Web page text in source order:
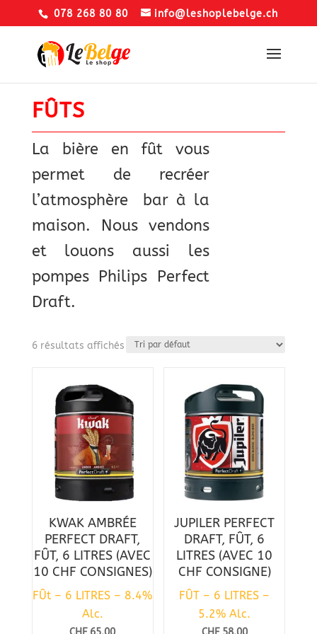
078 268 80 80 info@leshoplebelge.ch
FÛTS
La bière en fût vous
permet de recréer
l’atmosphère bar à la
maison. Nous vendons
et louons aussi les
pompes Philips Perfect
Draft.
6 résultats affichés
KWAK AMBRÉE
PERFECT DRAFT,
FÛT, 6 LITRES (AVEC
10 CHF CONSIGNES)
FÛt – 6 LITRES – 8.4%
Alc.
JUPILER PERFECT
DRAFT, FÛT, 6
LITRES (AVEC 10
CHF CONSIGNE)
FÛT – 6 LITRES –
5.2% Alc.